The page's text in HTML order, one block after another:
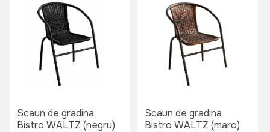
Scaun de gradina
Bistro WALTZ (negru)
Scaun de gradina
Bistro WALTZ (maro)